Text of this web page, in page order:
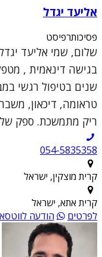
אליעד יגדל
פסיכותרפיסט
שלום, שמי אליעד
שנים בטיפול רגשי
טראומה, דיכאון,
ריק מתמשכת. ספק של
054-5835358
קרית מוצקין, ישראל
קרית אתא, ישראל
לפרטים
הודעה